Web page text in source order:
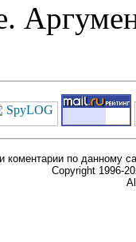
коментарии по данному
Copyright 1996-